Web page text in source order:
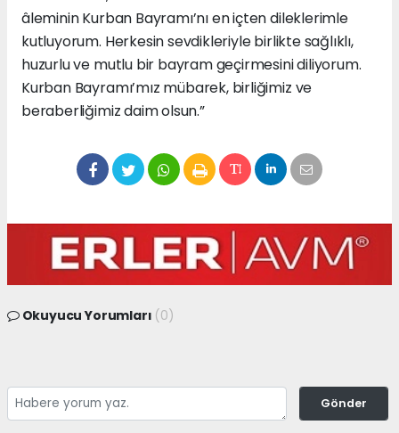
âleminin Kurban Bayramı’nı en içten dileklerimle
kutluyorum. Herkesin sevdikleriyle birlikte sağlıklı,
huzurlu ve mutlu bir bayram geçirmesini diliyorum.
Kurban Bayramı’mız mübarek, birliğimiz ve
beraberliğimiz daim olsun.”
Okuyucu Yorumları (0)
Gönder